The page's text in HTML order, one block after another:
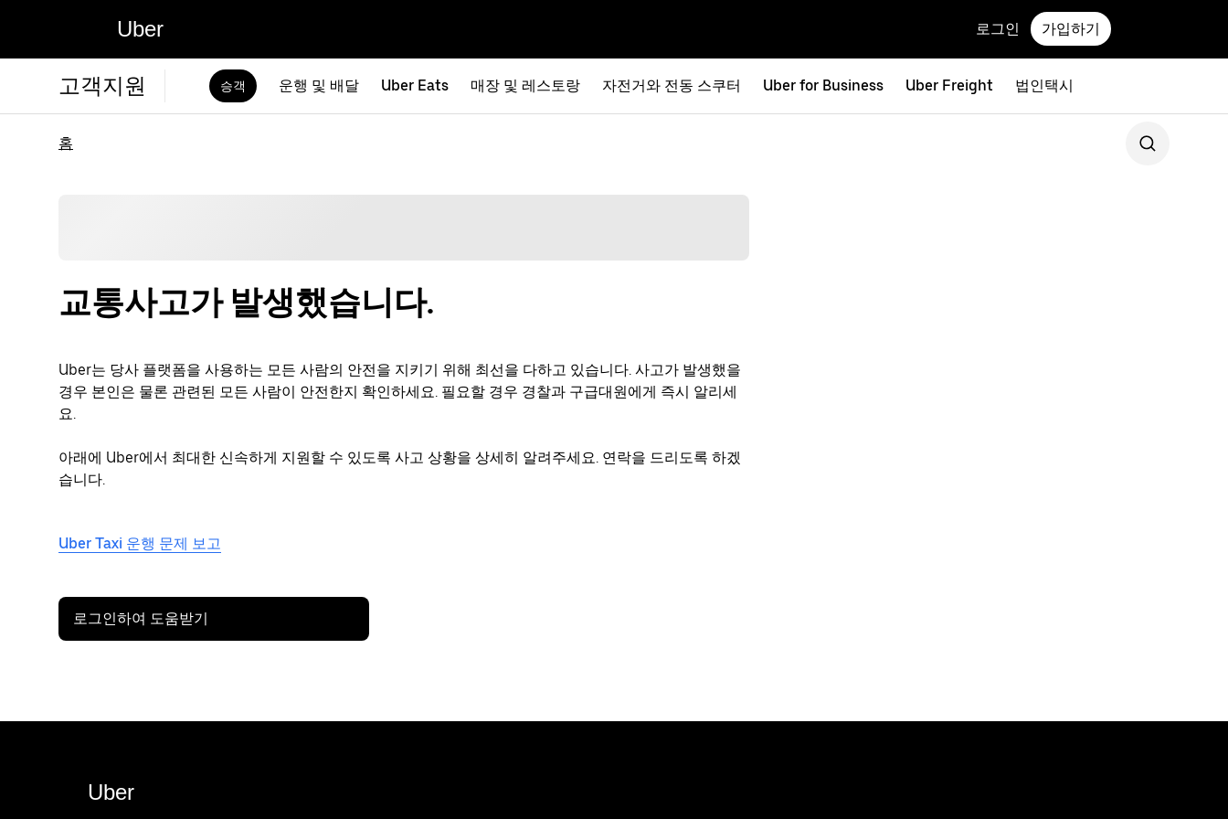
Uber 로그인 가입하기
고객지원 승객 운행 및 배달 Uber Eats 매장 및 레스토랑 자전거와 전동 스쿠터 Uber for Business Uber Freight 법인택시
홈
교통사고가 발생했습니다.
Uber는 당사 플랫폼을 사용하는 모든 사람의 안전을 지키기 위해 최선을 다하고 있습니다. 사고가 발생했을
경우 본인은 물론 관련된 모든 사람이 안전한지 확인하세요. 필요할 경우 경찰과 구급대원에게 즉시 알리세
요.
아래에 Uber에서 최대한 신속하게 지원할 수 있도록 사고 상황을 상세히 알려주세요. 연락을 드리도록 하겠
습니다.
Uber Taxi 운행 문제 보고
로그인하여 도움받기
Uber